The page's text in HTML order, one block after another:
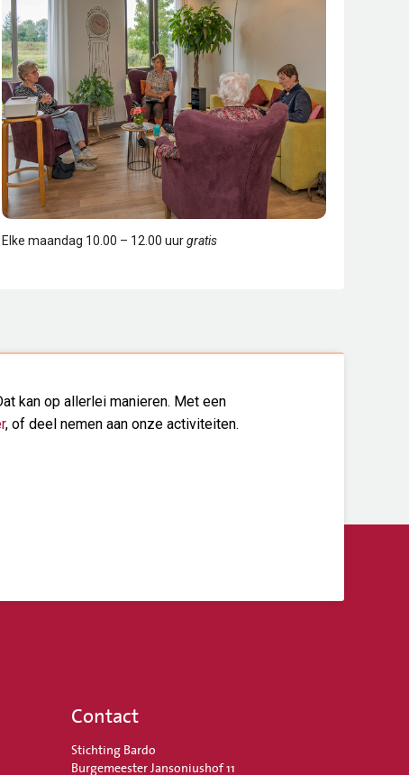
Elke maandag 10.00 – 12.00 uurgratis
kan op allerlei manieren. Met een
, of deel nemen aan onze activiteiten.
Contact
Stichting Bardo
Burgemeester Jansoniushof 11